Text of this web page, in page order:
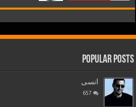
Popular Posts
انسى
657